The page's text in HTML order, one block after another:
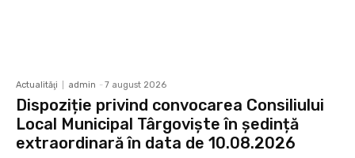
Actualităţi admin - 7 august 2026
Dispoziție privind convocarea Consiliului
Local Municipal Târgoviște în ședință
extraordinară în data de 10.08.2026